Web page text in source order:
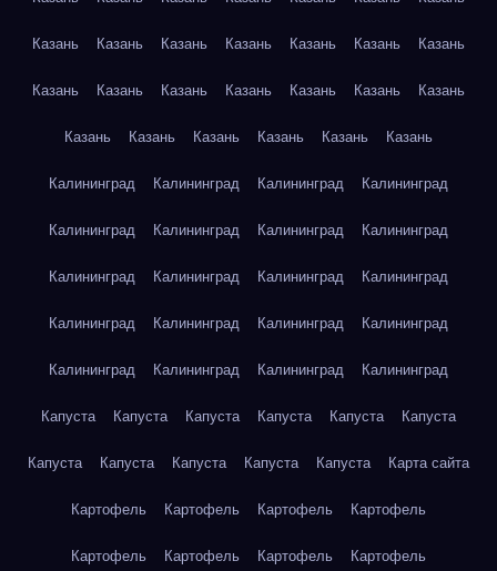
Казань Казань Казань Казань Казань Казань Казань
Казань Казань Казань Казань Казань Казань Казань
Казань Казань Казань Казань Казань Казань
Калининград Калининград Калининград Калининград
Калининград Калининград Калининград Калининград
Калининград Калининград Калининград Калининград
Калининград Калининград Калининград Калининград
Калининград Калининград Калининград Калининград
Капуста Капуста Капуста Капуста Капуста Капуста
Капуста Капуста Капуста Капуста Капуста Карта сайта
Картофель Картофель Картофель Картофель
Картофель Картофель Картофель Картофель